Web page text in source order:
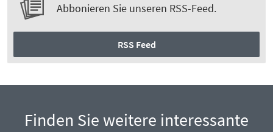
Abbonieren Sie unseren RSS-Feed.
RSS Feed
Finden Sie weitere interessante